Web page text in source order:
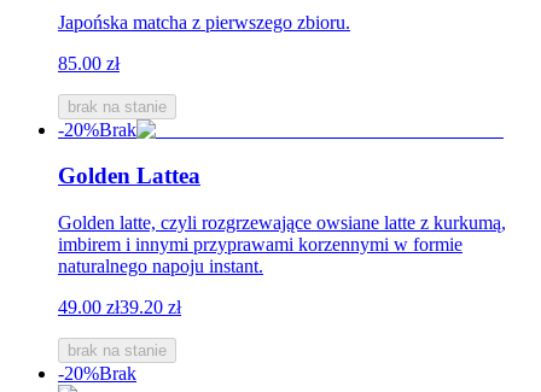
Japońska matcha z pierwszego zbioru.
85.00 zł
brak na stanie
-20%Brak
Golden Lattea
Golden latte, czyli rozgrzewające owsiane latte z kurkumą,
imbirem i innymi przyprawami korzennymi w formie
naturalnego napoju instant.
49.00 zł39.20 zł
brak na stanie
-20%Brak